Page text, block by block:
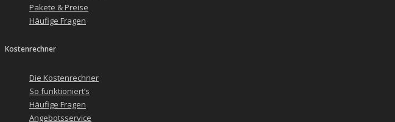
Pakete & Preise
Häufige Fragen
Kostenrechner
Die Kostenrechner
So funktioniert’s
Häufige Fragen
Angebotsservice